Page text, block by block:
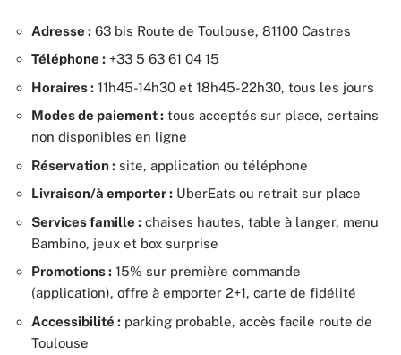
Adresse : 63 bis Route de Toulouse, 81100 Castres
Téléphone : +33 5 63 61 04 15
Horaires : 11h45-14h30 et 18h45-22h30, tous les jours
Modes de paiement : tous acceptés sur place, certains
non disponibles en ligne
Réservation : site, application ou téléphone
Livraison/à emporter : UberEats ou retrait sur place
Services famille : chaises hautes, table à langer, menu
Bambino, jeux et box surprise
Promotions : 15% sur première commande
(application), offre à emporter 2+1, carte de fidélité
Accessibilité : parking probable, accès facile route de
Toulouse